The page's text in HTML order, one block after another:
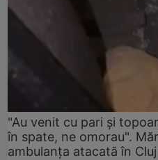
"Au venit cu pari și
în spate, ne omorau".
ambulanţa atacată în Cluj